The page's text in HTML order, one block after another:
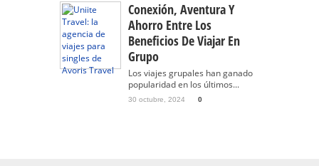
Conexión, Aventura Y
Ahorro Entre Los
Beneficios De Viajar En
Grupo
Los viajes grupales han ganado
popularidad en los últimos...
30 octubre, 2024 0